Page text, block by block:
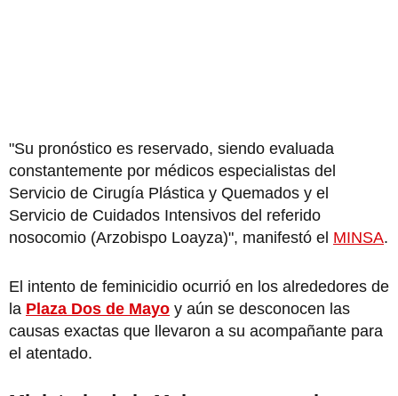
"Su pronóstico es reservado, siendo evaluada
constantemente por médicos especialistas del
Servicio de Cirugía Plástica y Quemados y el
Servicio de Cuidados Intensivos del referido
nosocomio (Arzobispo Loayza)", manifestó el MINSA.
El intento de feminicidio ocurrió en los alrededores de
la Plaza Dos de Mayo y aún se desconocen las
causas exactas que llevaron a su acompañante para
el atentado.